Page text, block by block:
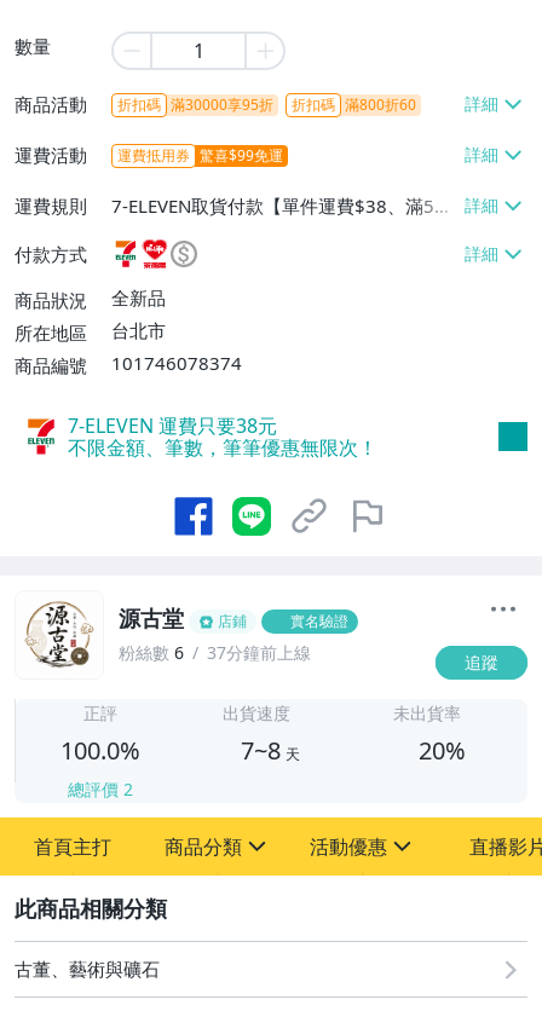
數量
商品活動 折扣碼 滿30000享95折 折扣碼 滿800折60
運費活動 運費抵用券 驚喜$99免運
運費規則
7-ELEVEN取貨付款【單件運費$38、滿5件
或消費滿$1298免運費】、7-ELEVEN取貨
不付款【免運費】、萊爾富取貨付款【單件
運費$60、滿5件或消費滿$1298免運
費】、宅配/貨運【單件運費$120、滿5件
付款方式
商品狀況
全新品
所在地區
台北市
商品編號
101746078374
7-ELEVEN 運費只要38元
不限金額、筆數，筆筆優惠無限次！
源古堂 店鋪 實名驗證
粉絲數 6 37分鐘前上線 追蹤
正評
100.0%
總評價 2
出貨速度
7~8 天
未出貨率
20%
首頁主打 商品分類
其它
活動優惠
[全店] 周年慶
[全店] 粉絲專享
直播影
古董、藝術與礦石